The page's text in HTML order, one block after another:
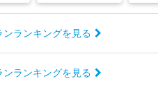
ランキングを見る
ランキングを見る